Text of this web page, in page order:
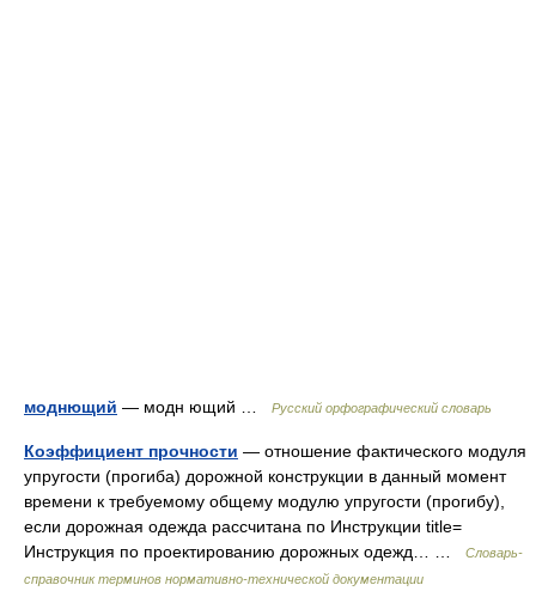
моднющий — модн ющий … Русский орфографический словарь
Коэффициент прочности — отношение фактического модуля
упругости (прогиба) дорожной конструкции в данный момент
времени к требуемому общему модулю упругости (прогибу),
если дорожная одежда рассчитана по Инструкции title=
Инструкция по проектированию дорожных одежд… …
Словарь-
справочник терминов нормативно-технической документации